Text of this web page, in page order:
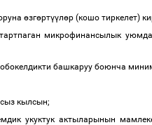
өзгөртүүлөр (кошо тиркелет)
микрофинансылык
башкаруу боюнча
кылсын;
укуктук актыларынын